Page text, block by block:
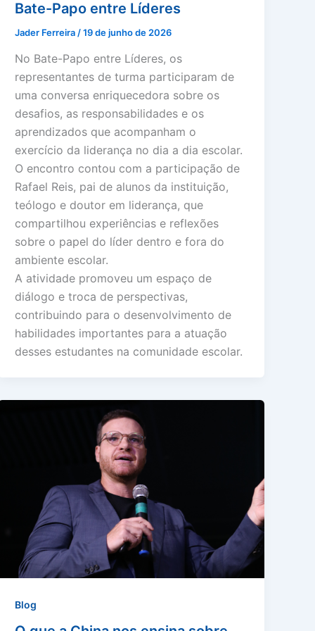
Bate-Papo entre Líderes
Jader Ferreira /19 de junho de 2026
No Bate-Papo entre Líderes, os
representantes de turma participaram de
uma conversa enriquecedora sobre os
desafios, as responsabilidades e os
aprendizados que acompanham o
exercício da liderança no dia a dia escolar.
O encontro contou com a participação de
Rafael Reis, pai de alunos da instituição,
teólogo e doutor em liderança, que
compartilhou experiências e reflexões
sobre o papel do líder dentro e fora do
ambiente escolar.
A atividade promoveu um espaço de
diálogo e troca de perspectivas,
contribuindo para o desenvolvimento de
habilidades importantes para a atuação
desses estudantes na comunidade escolar.
Blog